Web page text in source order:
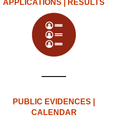
APPLICATIONS | RESULTS
PUBLIC EVIDENCES |
CALENDAR